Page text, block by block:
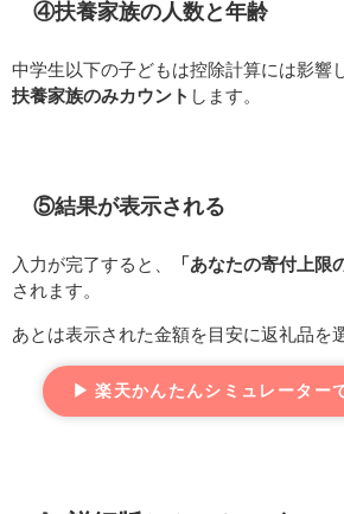
④扶養家族の人数と年齢
中学生以下の子どもは控除計算には影響
扶養家族のみカウント します。
⑤結果が表示される
入力が完了すると、 「あなたの寄付上限
されます。
あとは表示された金額を目安に返礼品を
▶ 楽天かんたんシミュレーター